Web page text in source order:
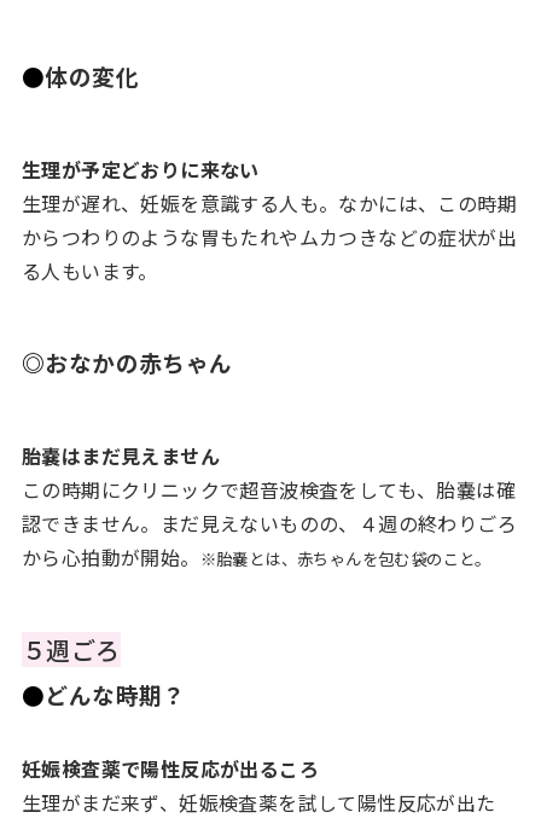
●体の変化
生理が予定どおりに来ない
生理が遅れ、妊娠を意識する人も。なかには、この時期
からつわりのような胃もたれやムカつきなどの症状が出
る人もいます。
◎おなかの赤ちゃん
胎嚢はまだ見えません
この時期にクリニックで超音波検査をしても、胎嚢は確
認できません。まだ見えないものの、４週の終わりごろ
から心拍動が開始。
※胎嚢とは、赤ちゃんを包む袋のこと。
５週ごろ
●どんな時期？
妊娠検査薬で陽性反応が出るころ
生理がまだ来ず、妊娠検査薬を試して陽性反応が出た